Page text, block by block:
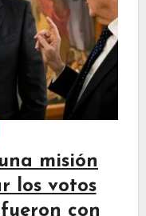
misión
los votos
con